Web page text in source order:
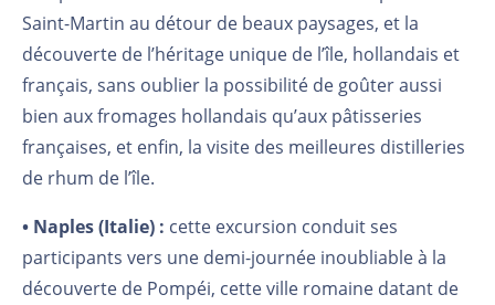
Saint-Martin au détour de beaux paysages, et la
découverte de l’héritage unique de l’île, hollandais et
français, sans oublier la possibilité de goûter aussi
bien aux fromages hollandais qu’aux pâtisseries
françaises, et enfin, la visite des meilleures distilleries
de rhum de l’île.
• Naples (Italie) : cette excursion conduit ses
participants vers une demi-journée inoubliable à la
découverte de Pompéi, cette ville romaine datant de